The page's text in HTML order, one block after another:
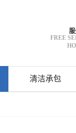
FREE
清洁承包